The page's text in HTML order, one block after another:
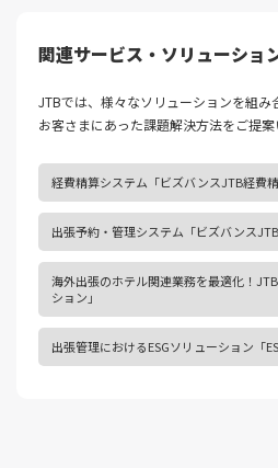
関連サービス・ソリューショ
JTBでは、様々なソリューションを組み
お客さまにあった課題解決⽅法をご提案
経費精算システム「ビズバンスJTB経費精
出張予約・管理システム「ビズバンスJTB
海外出張のホテル関連業務を最適化！
ション」
出張管理におけるESGソリューション「